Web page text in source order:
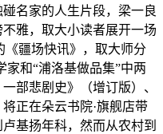
名家的人生片段，梁一良
雅，取大小读者展开一场
《疆场快讯》，取大师分
家和“浦洛基做品集”中两
部悲剧史》（增订版）、
正在朵云书院·旗舰店带
基扬年科，然而从农村到